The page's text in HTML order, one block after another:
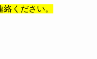
ください。